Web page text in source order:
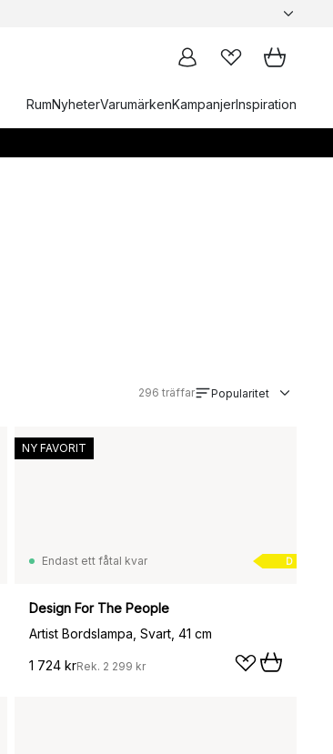
RumNyheterVarumärkenKampanjerInspiration
296 träffar Popularitet
D
Endast ett fåtal kvar
Design For The People
Artist Bordslampa, Svart, 41 cm
1 724 krRek. 2 299 kr
NY FAVORIT